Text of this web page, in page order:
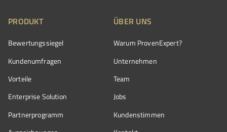
PRODUKT
Bewertungssiegel
Kundenumfragen
Vorteile
Enterprise Solution
Partnerprogramm
ÜBER UNS
Warum ProvenExpert?
Unternehmen
Team
Jobs
Kundenstimmen